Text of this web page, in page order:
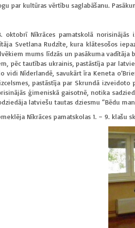
par kultūras vērtību saglabāšanu.
oktobrī Nīkrāces pamatskolā
Svetlana Rudzīte, kura klātesošos
mums līdzās un pasākuma vadītāja
pēc tautības ukrainis, pastāstīja par
vidi Nīderlandē, savukārt īra Keneta
pastāstīja par Skrundā
ģimeniskā gaisotnē, notika
latviešu tautas dziesmu “Bēdu
Nīkrāces pamatskolas 1. – 9. klašu